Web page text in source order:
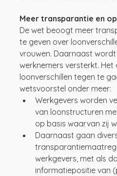
Meer transparantie en
De wet beoogt meer
te geven over
vrouwen. Daarnaast
werknemers versterkt. Het
loonverschillen tegen te
wetsvoorstel onder meer:
Werkgevers worden
van loonstructuren
op basis waarvan zij
Daarnaast gaan
werkgevers, met als
informatiepositie van